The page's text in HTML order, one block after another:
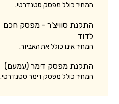
המחיר כולל מפסק סטנדרטי.
התקנת סוויצ'ר - מפסק חכם
לדוד
המחיר אינו כולל את האביזר.
התקנת מפסק דימר (עמעם)
המחיר כולל מפסק דימר סטנדרטי.